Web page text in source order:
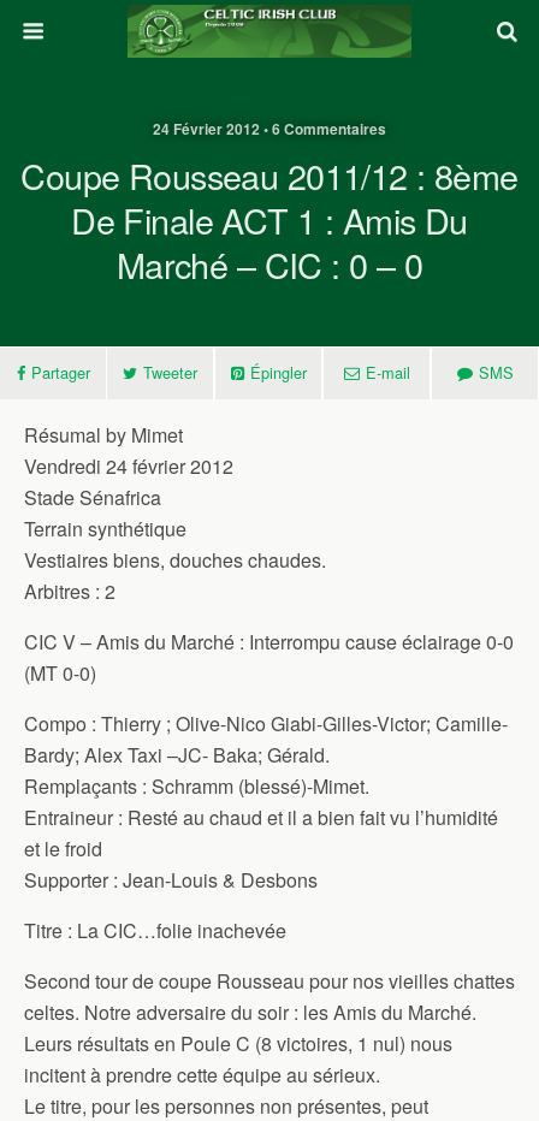
24 Février 2012 • 6 Commentaires
Coupe Rousseau 2011/12 : 8ème
De Finale ACT 1 : Amis Du
Marché – CIC : 0 – 0
Partager Tweeter Épingler E-mail SMS
Résumal by Mimet
Vendredi 24 février 2012
Stade Sénafrica
Terrain synthétique
Vestiaires biens, douches chaudes.
Arbitres : 2
CIC V – Amis du Marché : Interrompu cause éclairage 0-0
(MT 0-0)
Compo : Thierry ; Olive-Nico Giabi-Gilles-Victor; Camille-
Bardy; Alex Taxi –JC- Baka; Gérald.
Remplaçants : Schramm (blessé)-Mimet.
Entraineur : Resté au chaud et il a bien fait vu l’humidité
et le froid
Supporter : Jean-Louis & Desbons
Titre : La CIC…folie inachevée
Second tour de coupe Rousseau pour nos vieilles chattes
celtes. Notre adversaire du soir : les Amis du Marché.
Leurs résultats en Poule C (8 victoires, 1 nul) nous
incitent à prendre cette équipe au sérieux.
Le titre, pour les personnes non présentes, peut